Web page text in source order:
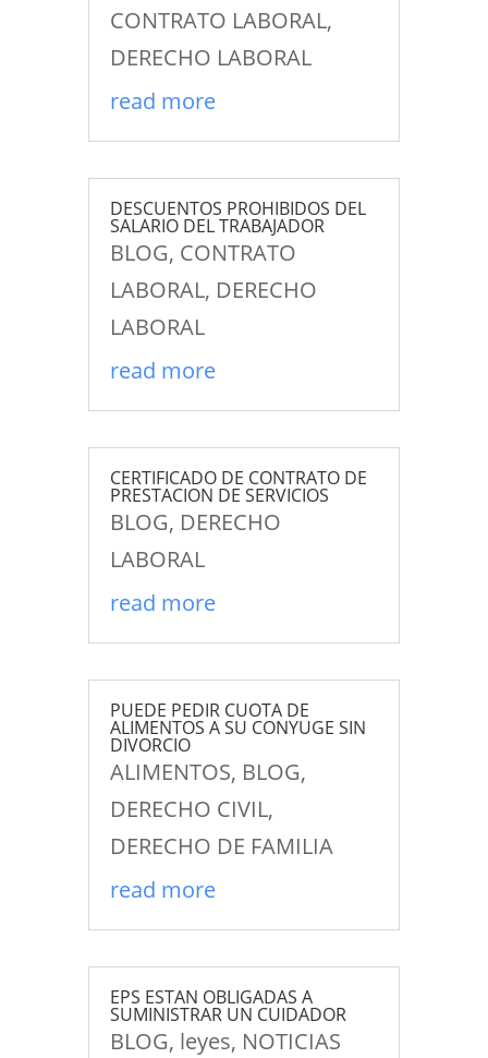
CONTRATO LABORAL,
DERECHO LABORAL
read more
DESCUENTOS PROHIBIDOS DEL
SALARIO DEL TRABAJADOR
BLOG, CONTRATO
LABORAL, DERECHO
LABORAL
read more
CERTIFICADO DE CONTRATO DE
PRESTACION DE SERVICIOS
BLOG, DERECHO
LABORAL
read more
PUEDE PEDIR CUOTA DE
ALIMENTOS A SU CONYUGE SIN
DIVORCIO
ALIMENTOS, BLOG,
DERECHO CIVIL,
DERECHO DE FAMILIA
read more
EPS ESTAN OBLIGADAS A
SUMINISTRAR UN CUIDADOR
BLOG, leyes, NOTICIAS